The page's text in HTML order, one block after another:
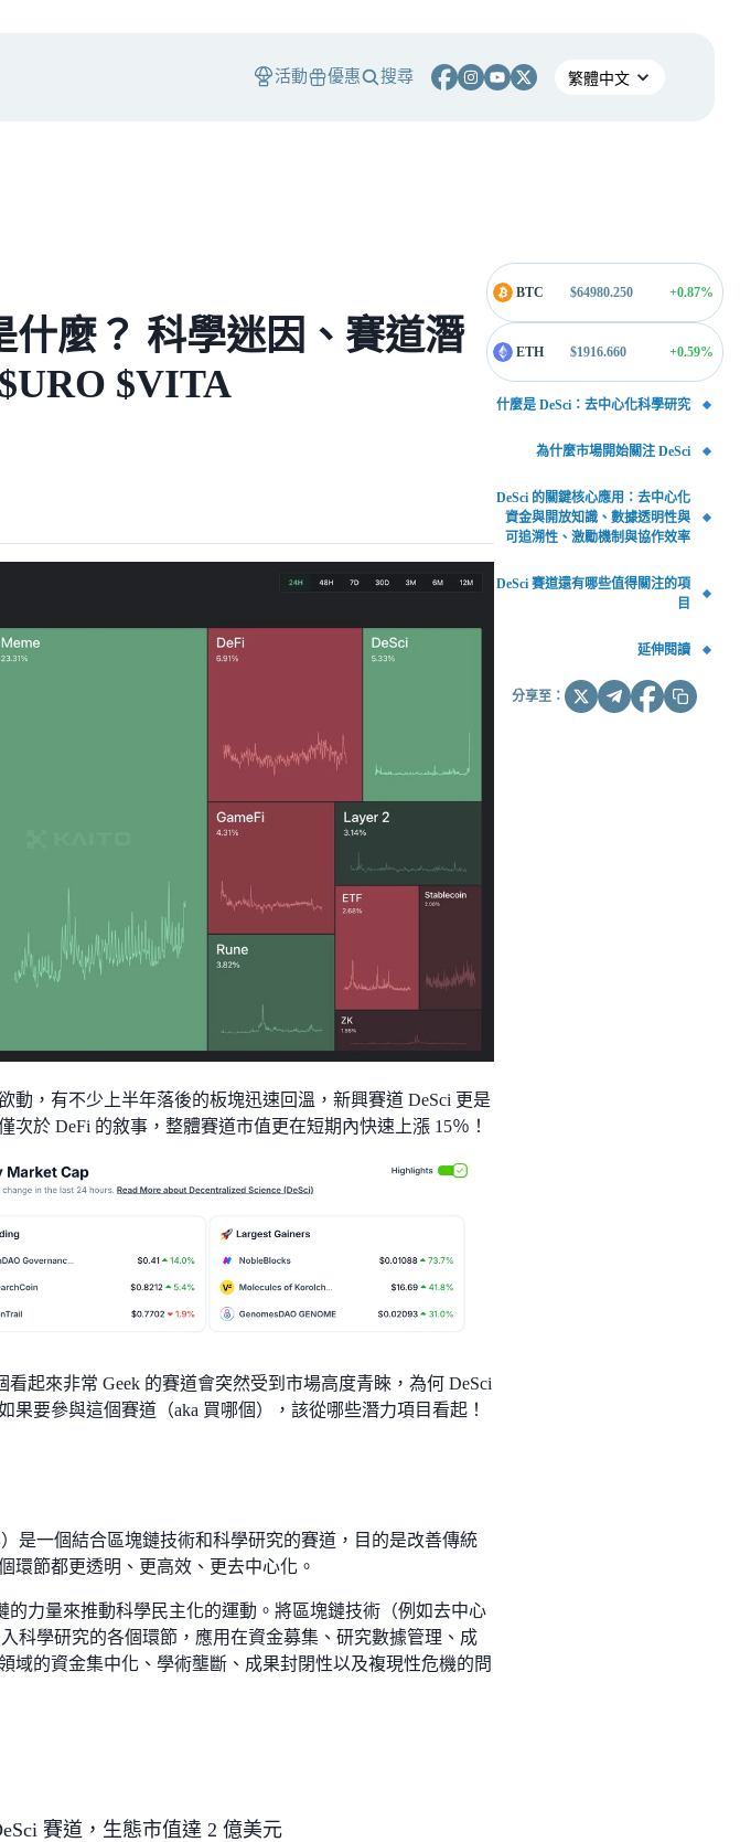
活動 優惠 搜尋
什麼？ 科學迷因、賽道潛
$VITA
動，有不少上半年落後的板塊迅速回溫，新興賽道 DeSci 更是
於 DeFi 的敘事，整體賽道市值更在短期內快速上漲 15％！
起來非常 Geek 的賽道會突然受到市場高度青睞，為何 DeSci
要參與這個賽道（aka 買哪個），該從哪些潛力項目看起！
）是一個結合區塊鏈技術和科學研究的賽道，目的是改善傳統
環節都更透明、更高效、更去中心化。
的力量來推動科學民主化的運動。將區塊鏈技術（例如去中心
科學研究的各個環節，應用在資金募集、研究數據管理、成
域的資金集中化、學術壟斷、成果封閉性以及複現性危機的問
賽道，生態市值達 2 億美元
BTC $64980.250 +0.87%
ETH $1916.660 +0.59%
什麼是 DeSci：去中心化科學研究
為什麼市場開始關注 DeSci
DeSci 的關鍵核心應用：去中心化
資金與開放知識、數據透明性與
可追溯性、激勵機制與協作效率
DeSci 賽道還有哪些值得關注的項
目
延伸閱讀
分享至：